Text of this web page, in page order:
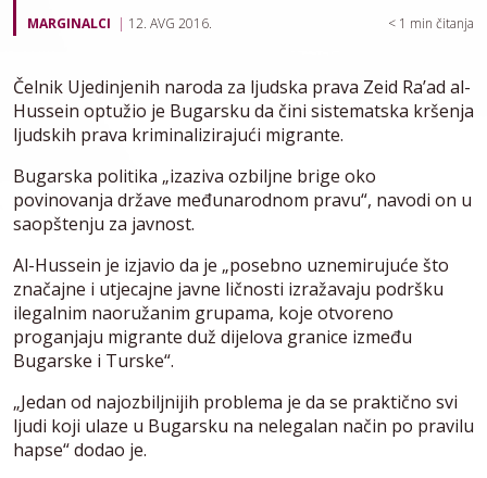
MARGINALCI 12. AVG 2016. < 1 min čitanja
Čelnik Ujedinjenih naroda za ljudska prava Zeid Ra’ad al-
Hussein optužio je Bugarsku da čini sistematska kršenja
ljudskih prava kriminalizirajući migrante.
Bugarska politika „izaziva ozbiljne brige oko
povinovanja države međunarodnom pravu“, navodi on u
saopštenju za javnost.
Al-Hussein je izjavio da je „posebno uznemirujuće što
značajne i utjecajne javne ličnosti izražavaju podršku
ilegalnim naoružanim grupama, koje otvoreno
proganjaju migrante duž dijelova granice između
Bugarske i Turske“.
„Jedan od najozbiljnijih problema je da se praktično svi
ljudi koji ulaze u Bugarsku na nelegalan način po pravilu
hapse“ dodao je.